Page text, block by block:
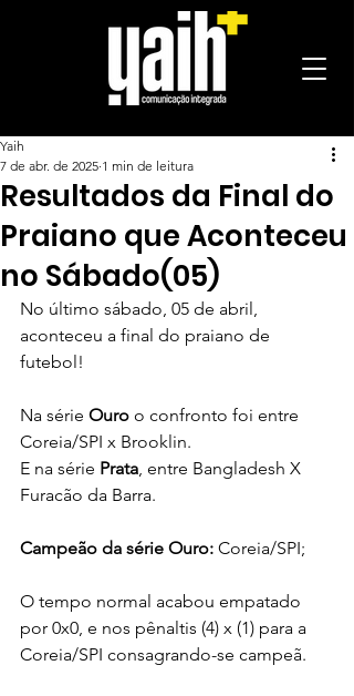
Resultados da Final do
Praiano que Aconteceu
no Sábado(05)
Yaih
7 de abr. de 2025 1 min de leitura
No último sábado, 05 de abril,
aconteceu a final do praiano de
futebol!
Na série Ouro o confronto foi entre
Coreia/SPI x Brooklin.
E na série Prata, entre Bangladesh X
Furacão da Barra.
Campeão da série Ouro: Coreia/SPI;
O tempo normal acabou empatado
por 0x0, e nos pênaltis (4) x (1) para a
Coreia/SPI consagrando-se campeã.